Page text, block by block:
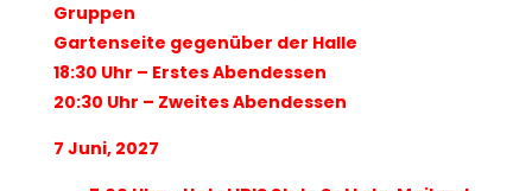
Gruppen
Gartenseite gegenüber der Halle
18:30 Uhr – Erstes Abendessen
20:30 Uhr – Zweites Abendessen
7 Juni, 2027